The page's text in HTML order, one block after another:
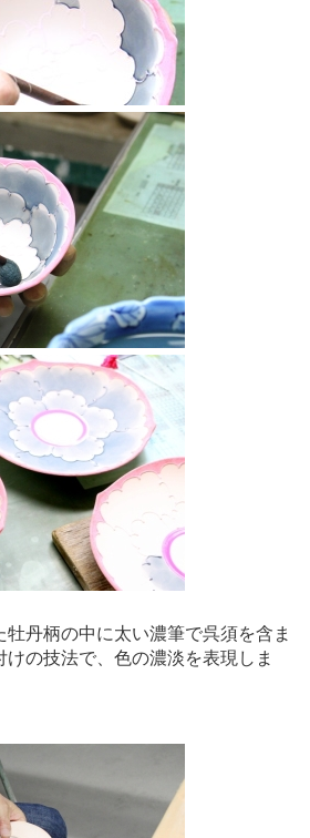
丹柄の中に太い濃筆で呉須を含ま
の技法で、色の濃淡を表現しま